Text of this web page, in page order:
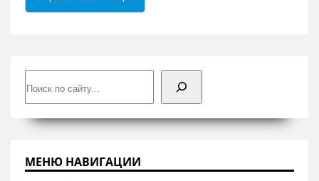
Поиск
МЕНЮ НАВИГАЦИИ